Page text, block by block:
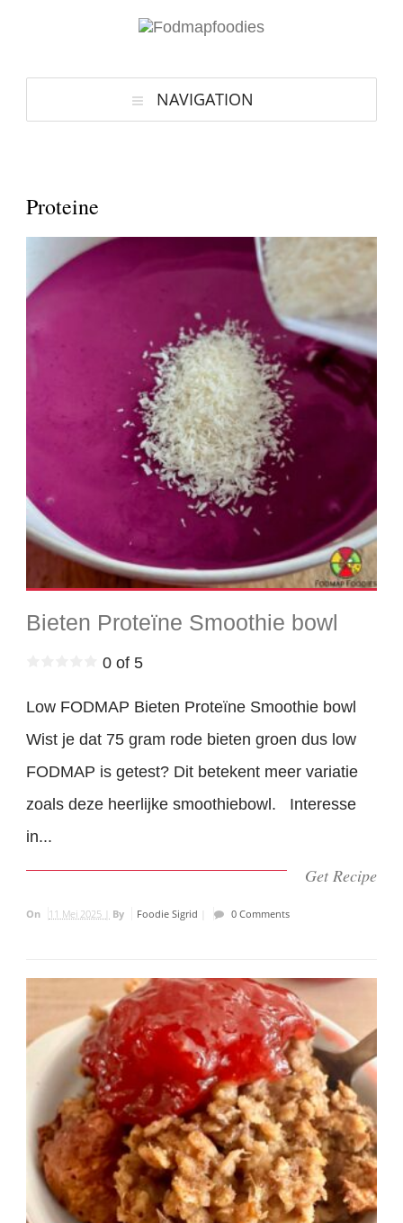
NAVIGATION
Proteine
Bieten Proteïne Smoothie bowl
0 of 5
Low FODMAP Bieten Proteïne Smoothie bowl
Wist je dat 75 gram rode bieten groen dus low
FODMAP is getest? Dit betekent meer variatie
zoals deze heerlijke smoothiebowl. Interesse
in...
Get Recipe
On 11 Mei 2025 | By Foodie Sigrid 0 Comments